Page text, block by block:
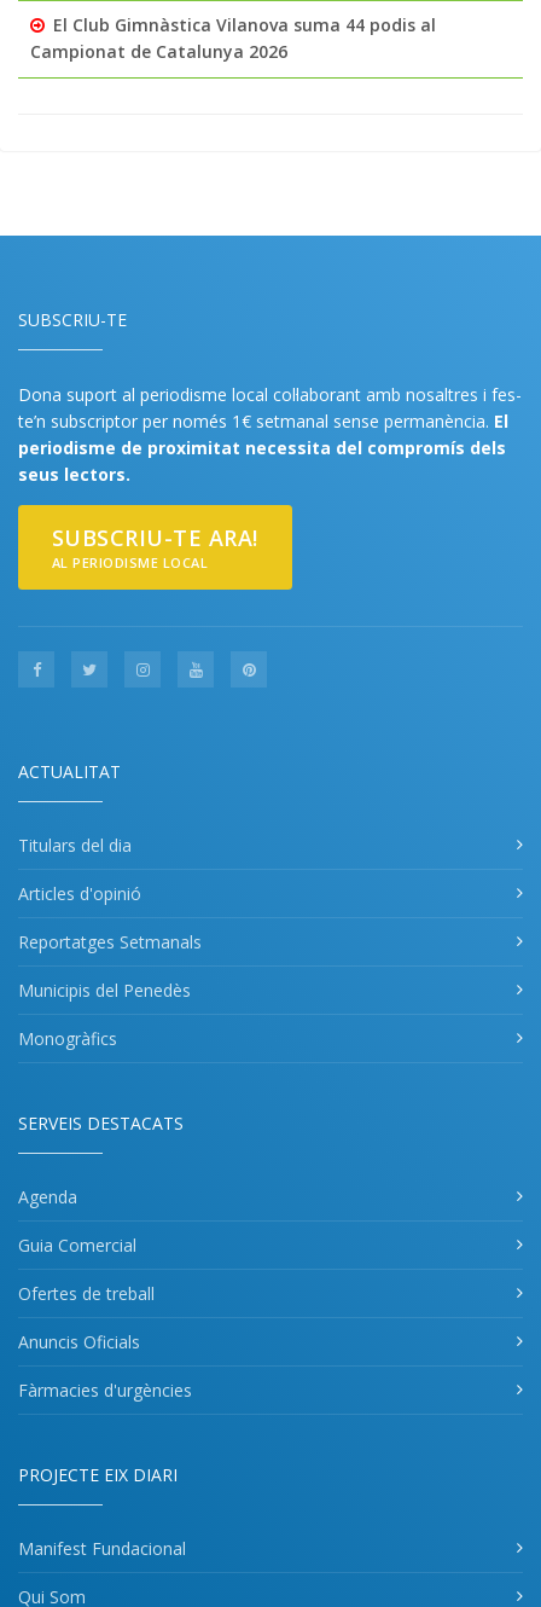
El Club Gimnàstica Vilanova suma 44 podis al
Campionat de Catalunya 2026
SUBSCRIU-TE
Dona suport al periodisme local col·laborant amb nosaltres i fes-
te’n subscriptor per només 1€ setmanal sense permanència. El
periodisme de proximitat necessita del compromís dels
seus lectors.
SUBSCRIU-TE ARA!
AL PERIODISME LOCAL
ACTUALITAT
Titulars del dia
Articles d'opinió
Reportatges Setmanals
Municipis del Penedès
Monogràfics
SERVEIS DESTACATS
Agenda
Guia Comercial
Ofertes de treball
Anuncis Oficials
Fàrmacies d'urgències
PROJECTE EIX DIARI
Manifest Fundacional
Qui Som